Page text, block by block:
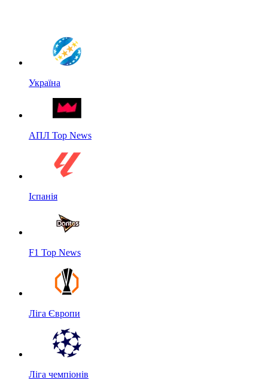
Україна
АПЛ Top News
Іспанія
F1 Top News
Ліга Європи
Ліга чемпіонів